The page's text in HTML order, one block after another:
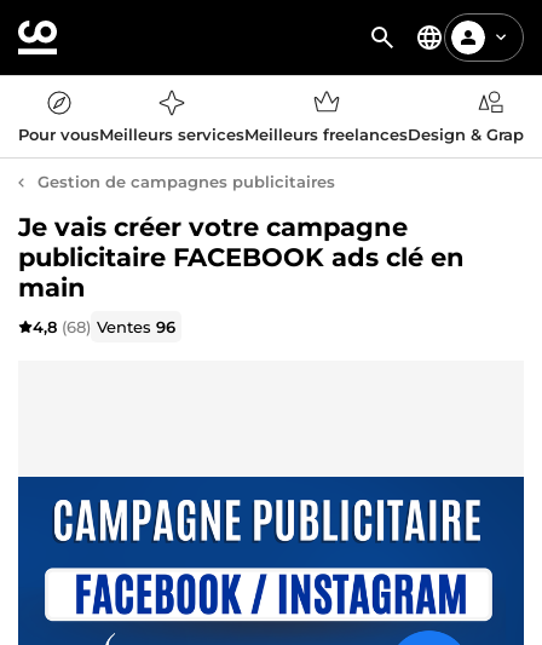
Pour vousMeilleurs servicesMeilleurs freelancesDesign &
Gestion de campagnes publicitaires
Je vais créer votre campagne
publicitaire FACEBOOK ads clé en
main
4,8 (68) Ventes96